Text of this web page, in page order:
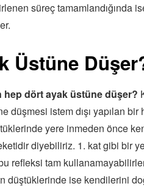
süreç tamamlandığında
Üstüne
hep dört ayak üstüne düşer?
düşmesi istem dışı yapılan bir
yere inmeden önce
diyebiliriz. 1. kat gibi bir
refleksi tam
düştüklerinde ise kendilerini